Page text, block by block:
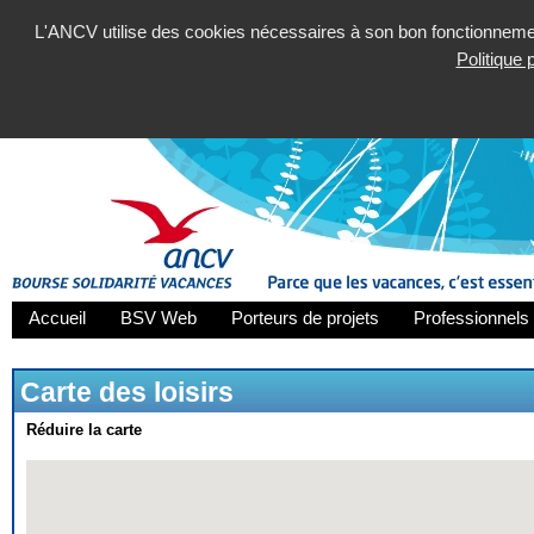
L'ANCV utilise des cookies nécessaires à son bon
Politique
Accueil BSV Web Porteurs de projets
Carte des loisirs
Réduire la carte